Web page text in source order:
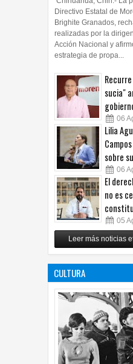
Directivo Estatal de
Brighite Granados,
realizadas por la
Acción Nacional y
estrategia de propa...
sucia"
06
Lilia
sobre
06
El
no es
05
de
Leer más noticias
CULTURA